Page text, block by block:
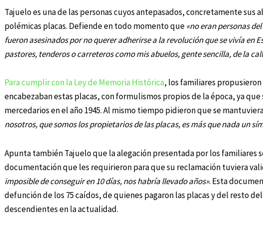
Tajuelo es una de las personas cuyos antepasados, concretamente sus
polémicas placas. Defiende en todo momento que«no eran personas
fueron asesinados por no querer adherirse a la revolución que se vivía en
pastores, tenderos o carreteros como mis abuelos, gente sencilla, de la
Para cumplir con la Ley de Memoria Histórica, los familiares
encabezaban estas placas, con formulismos propios de la época, ya
mercedarios en el año 1945. Al mismo tiempo pidieron que se
nosotros, que somos los propietarios de las placas, es más que nada un
Apunta también Tajuelo que la alegación presentada por los familiares
documentación que les requirieron para que su reclamación tuviera
imposible de conseguir en 10 días, nos habría llevado años». Esta
defunción de los 75 caídos, de quienes pagaron las placas y del resto
descendientes en la actualidad.